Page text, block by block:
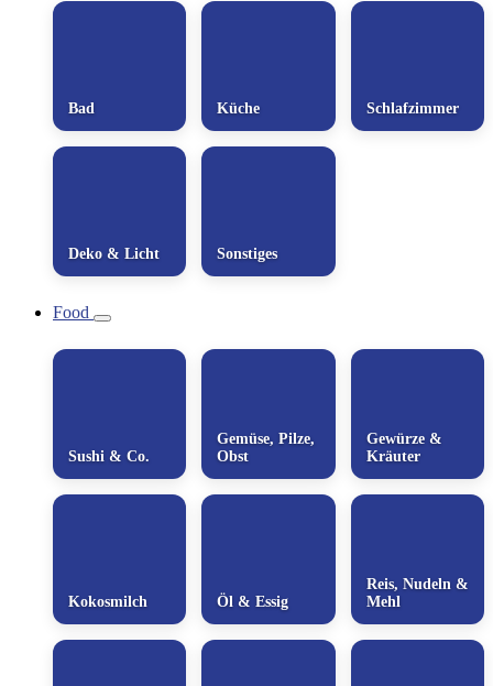
Bad Küche Schlafzimmer
Deko & Licht Sonstiges
Food
Sushi & Co.
Gemüse, Pilze,
Obst
Gewürze &
Kräuter
Kokosmilch Öl & Essig
Reis, Nudeln &
Mehl